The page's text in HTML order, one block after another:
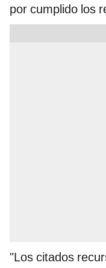
por cumplido los
"Los citados